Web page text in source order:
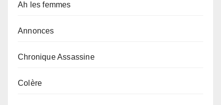
Ah les femmes
Annonces
Chronique Assassine
Colère